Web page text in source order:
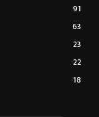
91
63
23
22
18